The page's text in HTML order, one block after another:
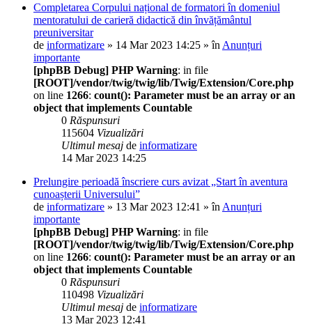
Completarea Corpului național de formatori în domeniul
mentoratului de carieră didactică din învățământul
preuniversitar
de informatizare » 14 Mar 2023 14:25 » în Anunțuri
importante
[phpBB Debug] PHP Warning: in file
[ROOT]/vendor/twig/twig/lib/Twig/Extension/Core.php
on line 1266: count(): Parameter must be an array or an
object that implements Countable
0 Răspunsuri
115604 Vizualizări
Ultimul mesaj de informatizare
14 Mar 2023 14:25
Prelungire perioadă înscriere curs avizat „Start în aventura
cunoașterii Universului”
de informatizare » 13 Mar 2023 12:41 » în Anunțuri
importante
[phpBB Debug] PHP Warning: in file
[ROOT]/vendor/twig/twig/lib/Twig/Extension/Core.php
on line 1266: count(): Parameter must be an array or an
object that implements Countable
0 Răspunsuri
110498 Vizualizări
Ultimul mesaj de informatizare
13 Mar 2023 12:41